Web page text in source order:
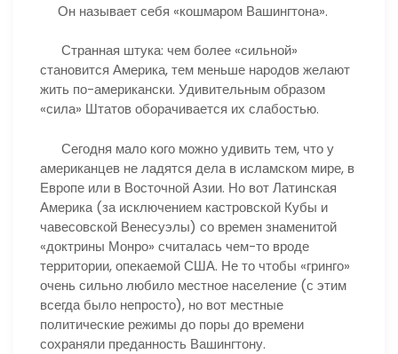
Он называет себя «кошмаром Вашингтона».
Странная штука: чем более «сильной»
становится Америка, тем меньше народов желают
жить по-американски. Удивительным образом
«сила» Штатов оборачивается их слабостью.
Сегодня мало кого можно удивить тем, что у
американцев не ладятся дела в исламском мире, в
Европе или в Восточной Азии. Но вот Латинская
Америка (за исключением кастровской Кубы и
чавесовской Венесуэлы) со времен знаменитой
«доктрины Монро» считалась чем-то вроде
территории, опекаемой США. Не то чтобы «гринго»
очень сильно любило местное население (с этим
всегда было непросто), но вот местные
политические режимы до поры до времени
сохраняли преданность Вашингтону.